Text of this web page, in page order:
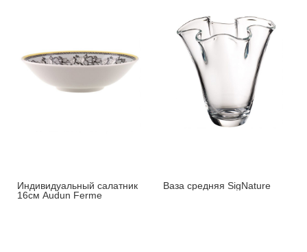
Индивидуальный салатник
16см Audun Ferme
Ваза средняя SigNature